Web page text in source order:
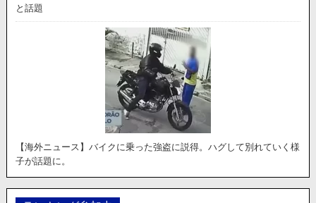
と話題
【海外ニュース】バイクに乗った強盗に説得。ハグして別れていく様
子が話題に。